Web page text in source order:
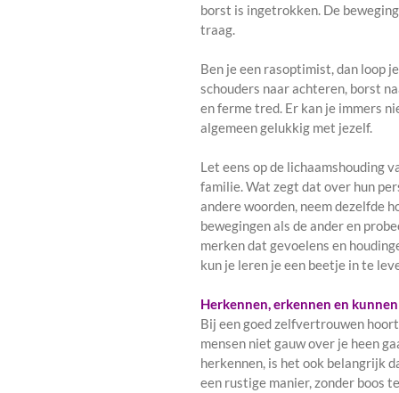
borst is ingetrokken. De
traag.
Ben je een rasoptimist, dan loop
schouders naar achteren, borst
en ferme tred. Er kan je immers
algemeen gelukkig met jezelf.
Let eens op de lichaamshouding
familie. Wat zegt dat over hun
andere woorden, neem dezelfde
bewegingen als de ander en
merken dat gevoelens en
kun je leren je een beetje in te
Herkennen, erkennen en
Bij een goed zelfvertrouwen
mensen niet gauw over je heen
herkennen, is het ook belangrijk
een rustige manier, zonder boos